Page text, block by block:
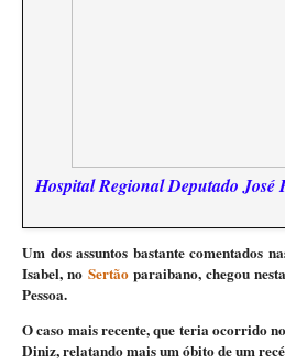
Hospital Regional Deputado
Um dos assuntos bastante comentados
Isabel, no Sertãoparaibano, chegou
Pessoa.
O caso mais recente, que teria ocorrido
Diniz, relatando mais um óbito de um